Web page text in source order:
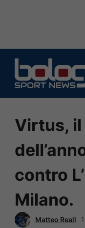
contenuto
Virtus,
contro
Milano.
Matteo Reali